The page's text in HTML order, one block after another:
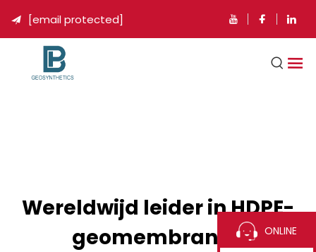
 [email protected]
Wereldwijd leider in HDPE-
geomembranen
ONLINE